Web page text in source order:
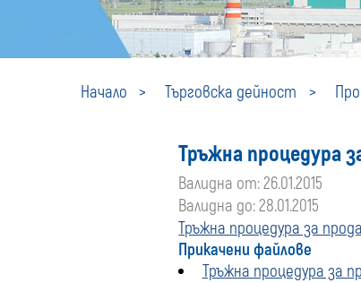
Начало Търговска дейност
Тръжна процедура
Валидна от: 26.01.2015
Валидна до: 28.01.2015
Тръжна процедура за
Прикачени файлове
Тръжна процедура за